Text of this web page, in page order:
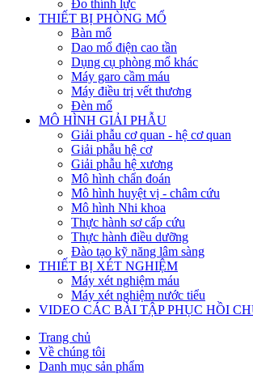
Đo thính lực
THIẾT BỊ PHÒNG MỔ
Bàn mổ
Dao mổ điện cao tần
Dụng cụ phòng mổ khác
Máy garo cầm máu
Máy điều trị vết thương
Đèn mổ
MÔ HÌNH GIẢI PHẪU
Giải phẫu cơ quan - hệ cơ quan
Giải phẫu hệ cơ
Giải phẫu hệ xương
Mô hình chẩn đoán
Mô hình huyệt vị - châm cứu
Mô hình Nhi khoa
Thực hành sơ cấp cứu
Thực hành điều dưỡng
Đào tạo kỹ năng lâm sàng
THIẾT BỊ XÉT NGHIỆM
Máy xét nghiệm máu
Máy xét nghiệm nước tiểu
VIDEO CÁC BÀI TẬP PHỤC HỒI
Trang chủ
Về chúng tôi
Danh mục sản phẩm